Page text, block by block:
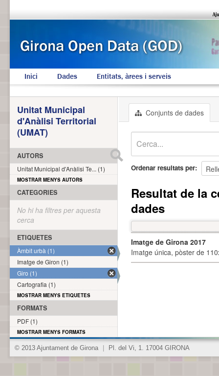
Inici Dades Entitats, àrees i serveis
Conjunts de dades
Ordenar resultats per
Resultat de la
dades
Imatge de Girona 2017
Imatge única, pòster de
Unitat Municipal
d'Anàlisi Territorial
(UMAT)
AUTORS
Unitat Municipal d'Anàlisi Te... (1)
MOSTRAR MENYS AUTORS
CATEGORIES
No hi ha filtres per aquesta
cerca
ETIQUETES
Àmbit urbà (1)
Imatge de Giron (1)
Giro (1)
Cartografia (1)
MOSTRAR MENYS ETIQUETES
FORMATS
PDF (1)
MOSTRAR MENYS FORMATS
© 2013 Ajuntament de Girona Pl. del Vi, 1. 17004 GIRONA